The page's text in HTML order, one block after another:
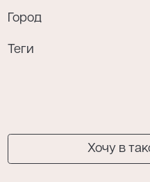
Город
Теги
Хочу в